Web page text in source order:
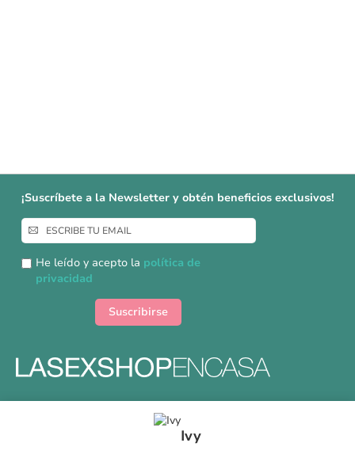
Ivy
¡Suscríbete a la Newsletter y obtén beneficios exclusivos!
Inscríbase
a
nuestro
boletín
He leído y acepto la política de
privacidad
Suscribirse
Formas y gastos de envíos